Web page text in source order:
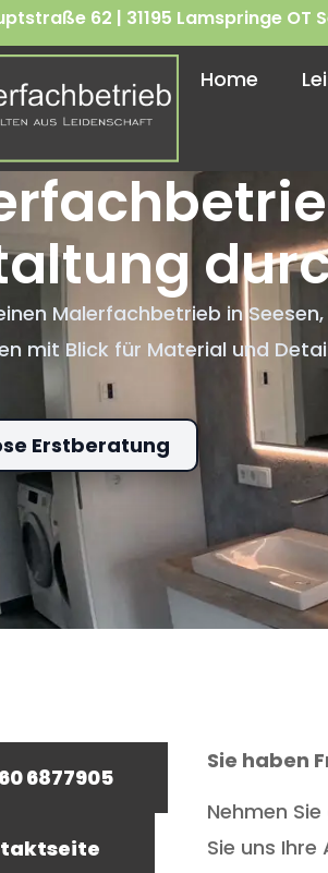
62 | 31195 Lamspringe OT
Home
Malerfachbetrieb in
mit Blick für Material und
Erstberatung
6877905
Sie haben
Nehmen
Sie uns